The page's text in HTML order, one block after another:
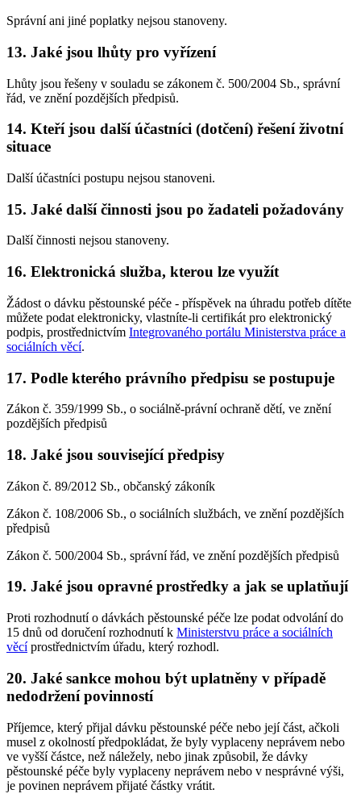
Správní ani jiné poplatky nejsou stanoveny.
13. Jaké jsou lhůty pro vyřízení
Lhůty jsou řešeny v souladu se zákonem č. 500/2004 Sb., správní
řád, ve znění pozdějších předpisů.
14. Kteří jsou další účastníci (dotčení) řešení životní
situace
Další účastníci postupu nejsou stanoveni.
15. Jaké další činnosti jsou po žadateli požadovány
Další činnosti nejsou stanoveny.
16. Elektronická služba, kterou lze využít
Žádost o dávku pěstounské péče - příspěvek na úhradu potřeb dítěte
můžete podat elektronicky, vlastníte-li certifikát pro elektronický
podpis, prostřednictvím Integrovaného portálu Ministerstva práce a
sociálních věcí.
17. Podle kterého právního předpisu se postupuje
Zákon č. 359/1999 Sb., o sociálně-právní ochraně dětí, ve znění
pozdějších předpisů
18. Jaké jsou související předpisy
Zákon č. 89/2012 Sb., občanský zákoník
Zákon č. 108/2006 Sb., o sociálních službách, ve znění pozdějších
předpisů
Zákon č. 500/2004 Sb., správní řád, ve znění pozdějších předpisů
19. Jaké jsou opravné prostředky a jak se uplatňují
Proti rozhodnutí o dávkách pěstounské péče lze podat odvolání do
15 dnů od doručení rozhodnutí k Ministerstvu práce a sociálních
věcíprostřednictvím úřadu, který rozhodl.
20. Jaké sankce mohou být uplatněny v případě
nedodržení povinností
Příjemce, který přijal dávku pěstounské péče nebo její část, ačkoli
musel z okolností předpokládat, že byly vyplaceny neprávem nebo
ve vyšší částce, než náležely, nebo jinak způsobil, že dávky
pěstounské péče byly vyplaceny neprávem nebo v nesprávné výši,
je povinen neprávem přijaté částky vrátit.